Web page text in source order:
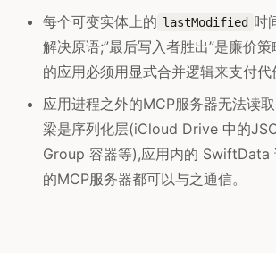
每个可变实体上的 lastModified 时
解决原语;”最后写入者胜出”是廉价
的应用必须用显式合并逻辑来支付代
应用进程之外的MCP服务器无法读
梁是序列化层(iCloud Drive 中的
Group 容器等),应用内的 SwiftData
的MCP服务器都可以与之通信。